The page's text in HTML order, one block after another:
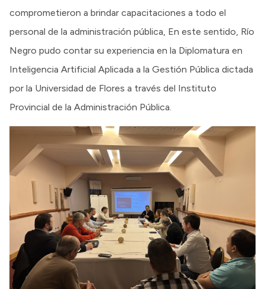
comprometieron a brindar capacitaciones a todo el
personal de la administración pública, En este sentido, Río
Negro pudo contar su experiencia en la Diplomatura en
Inteligencia Artificial Aplicada a la Gestión Pública dictada
por la Universidad de Flores a través del Instituto
Provincial de la Administración Pública.